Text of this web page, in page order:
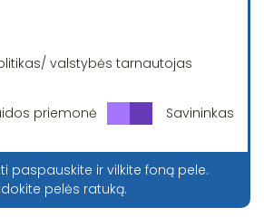
valstybės tarnautojas
priemonė Savininkas
paspauskite ir vilkite foną pele.
pelės ratuką.